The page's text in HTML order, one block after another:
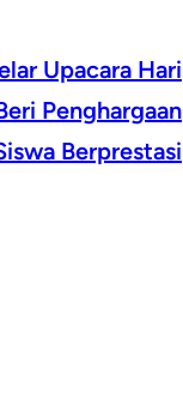
Upacara Hari
Penghargaan
Berprestasi